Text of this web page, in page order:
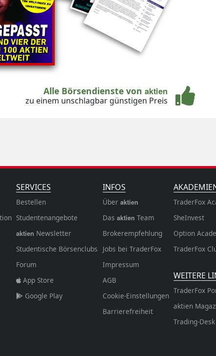
Alle Börsendienste von aktien
zu einem unschlagbar günstigen Preis
SERVICES
Bestellen
Studentenangebote
aktien Newsletter
Studentische Börsenclubs
Forum
App Store
Google Play
INFOS
Über aktien
Das aktien Team
Brokerempfehlung
Jobs bei TraderFox
Impressum
AGB
Cookie-Einstellungen
Barrierefreiheit
TraderFox
SheInvest
Option
TraderFox
WEITERE
TraderFox
aktien
Trading-Desk